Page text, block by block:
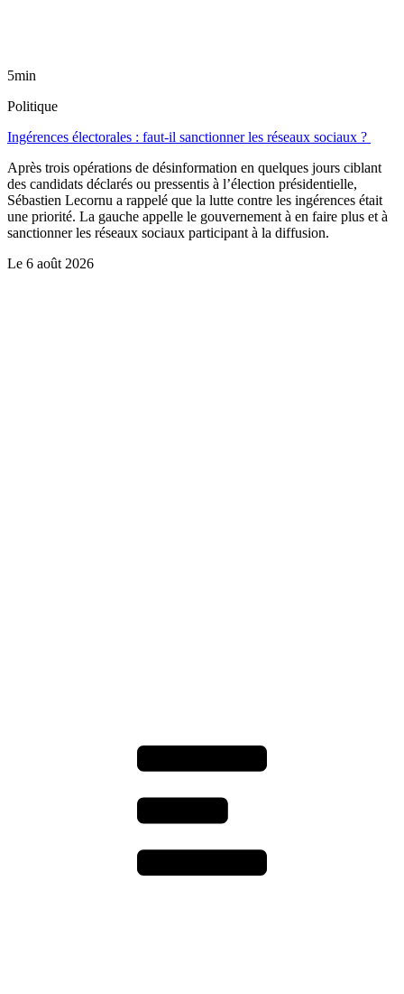
5min
Politique
Ingérences électorales : faut-il sanctionner les réseaux sociaux ?
Après trois opérations de désinformation en quelques jours ciblant
des candidats déclarés ou pressentis à l’élection présidentielle,
Sébastien Lecornu a rappelé que la lutte contre les ingérences était
une priorité. La gauche appelle le gouvernement à en faire plus et à
sanctionner les réseaux sociaux participant à la diffusion.
Le 6 août 2026